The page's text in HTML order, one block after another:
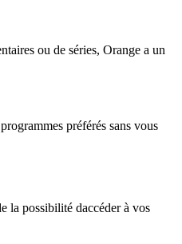
ou de séries, Orange a un
préférés sans vous
la possibilité daccéder à vos